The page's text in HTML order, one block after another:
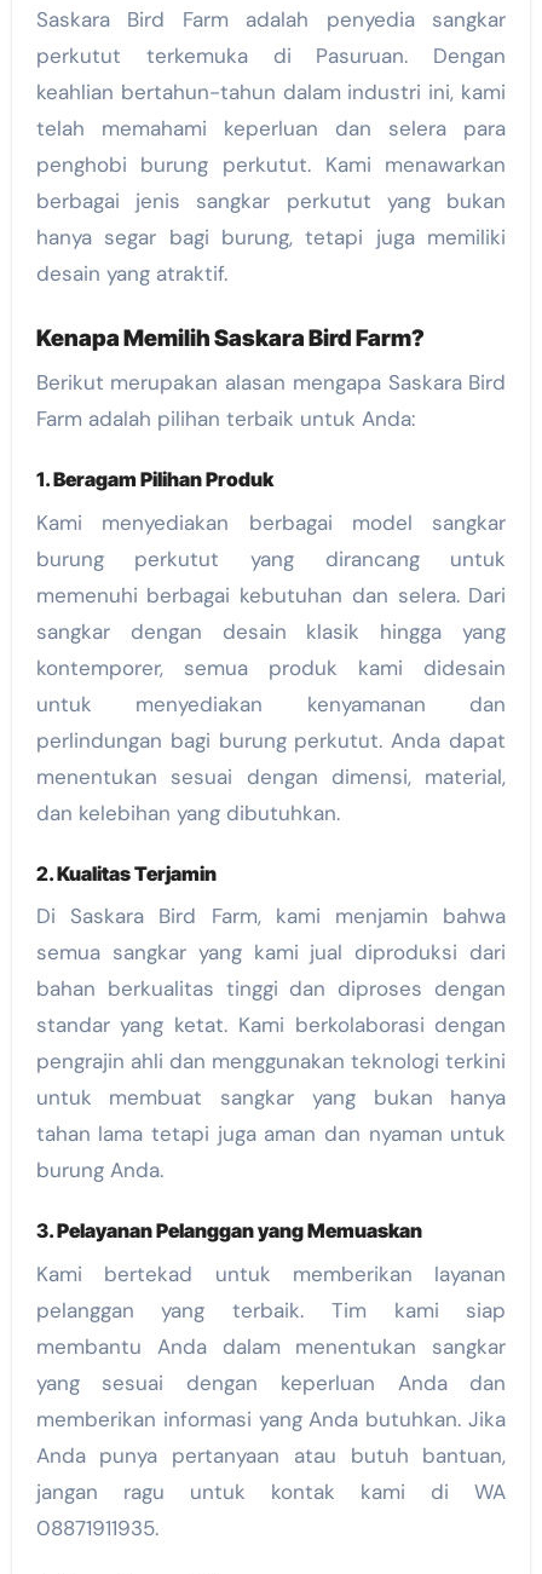
Saskara Bird Farm adalah penyedia sangkar
perkutut terkemuka di Pasuruan. Dengan
keahlian bertahun-tahun dalam industri ini, kami
telah memahami keperluan dan selera para
penghobi burung perkutut. Kami menawarkan
berbagai jenis sangkar perkutut yang bukan
hanya segar bagi burung, tetapi juga memiliki
desain yang atraktif.
Kenapa Memilih Saskara Bird Farm?
Berikut merupakan alasan mengapa Saskara Bird
Farm adalah pilihan terbaik untuk Anda:
1.Beragam Pilihan Produk
Kami menyediakan berbagai model sangkar
burung perkutut yang dirancang untuk
memenuhi berbagai kebutuhan dan selera. Dari
sangkar dengan desain klasik hingga yang
kontemporer, semua produk kami didesain
untuk menyediakan kenyamanan dan
perlindungan bagi burung perkutut. Anda dapat
menentukan sesuai dengan dimensi, material,
dan kelebihan yang dibutuhkan.
2.Kualitas Terjamin
Di Saskara Bird Farm, kami menjamin bahwa
semua sangkar yang kami jual diproduksi dari
bahan berkualitas tinggi dan diproses dengan
standar yang ketat. Kami berkolaborasi dengan
pengrajin ahli dan menggunakan teknologi terkini
untuk membuat sangkar yang bukan hanya
tahan lama tetapi juga aman dan nyaman untuk
burung Anda.
3.Pelayanan Pelanggan yang Memuaskan
Kami bertekad untuk memberikan layanan
pelanggan yang terbaik. Tim kami siap
membantu Anda dalam menentukan sangkar
yang sesuai dengan keperluan Anda dan
memberikan informasi yang Anda butuhkan. Jika
Anda punya pertanyaan atau butuh bantuan,
jangan ragu untuk kontak kami di WA
08871911935.